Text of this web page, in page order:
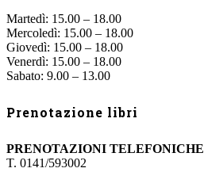
Martedì: 15.00 – 18.00
Mercoledì: 15.00 – 18.00
Giovedì: 15.00 – 18.00
Venerdì: 15.00 – 18.00
Sabato: 9.00 – 13.00
Prenotazione libri
PRENOTAZIONI TELEFONICHE
T. 0141/593002